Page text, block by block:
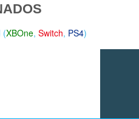
(XBOne,Switch, PS4)